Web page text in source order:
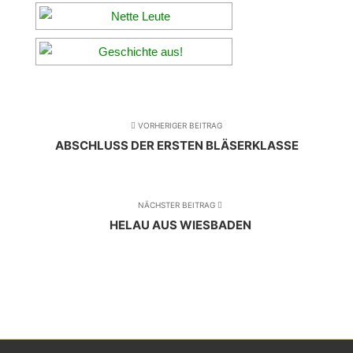
VORHERIGER BEITRAG
ABSCHLUSS DER ERSTEN BLÄSERKLASSE
NÄCHSTER BEITRAG
HELAU AUS WIESBADEN